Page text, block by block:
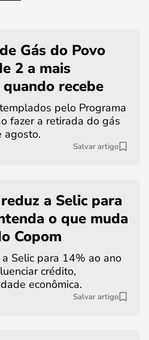
Gás do Povo
2 a mais
recebe
pelo Programa
fazer a retirada do gás
agosto.
Salvar artigo
a Selic para
o que muda
Copom
Selic para 14% ao ano
crédito,
econômica.
Salvar artigo